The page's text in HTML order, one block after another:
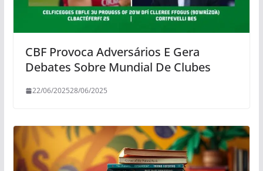
CBF Provoca Adversários E Gera
Debates Sobre Mundial De Clubes
22/06/202528/06/2025